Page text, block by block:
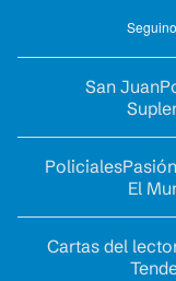
San Juan
Policiales
El
Cartas del